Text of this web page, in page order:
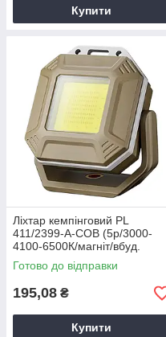
Купити
Ліхтар кемпінговий PL
411/2399-A-COB (5р/3000-
4100-6500К/магніт/вбуд.
акум.) 6 см в асорт.
Готово до відправки
195,08 ₴
Купити